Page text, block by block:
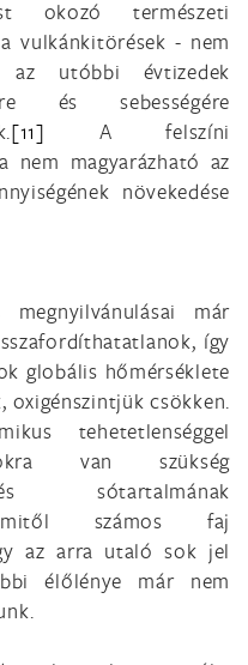
okozó természeti
vulkánkitörések - nem
az utóbbi évtizedek
és sebességére
[11] A felszíni
nem magyarázható az
növekedése
már
így
globális hőmérséklete
oxigénszintjük csökken.
tehetetlenséggel
van szükség
sótartalmának
amitől számos faj
az arra utaló sok jel
élőlénye már nem